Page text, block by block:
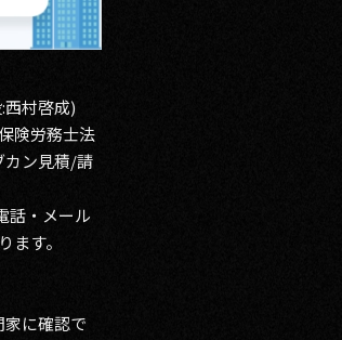
村啓成)
険労務士法
カン見積/請
話・メール
す。
に確認で